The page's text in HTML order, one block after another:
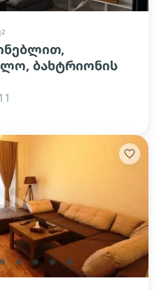
ბახტრიონის
lens lens lens lens lens